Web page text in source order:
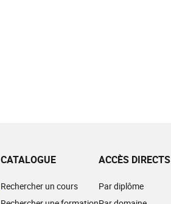
CATALOGUE
Rechercher un cours
ACCÈS DIRECTS
Par diplôme